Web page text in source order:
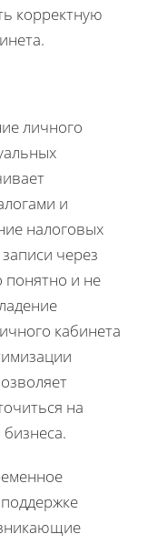
корректную
личного
и
налоговых
через
понятно и не
кабинета
на